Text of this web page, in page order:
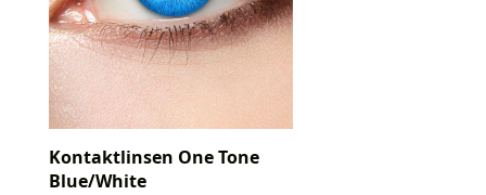
Kontaktlinsen One Tone
Blue/White